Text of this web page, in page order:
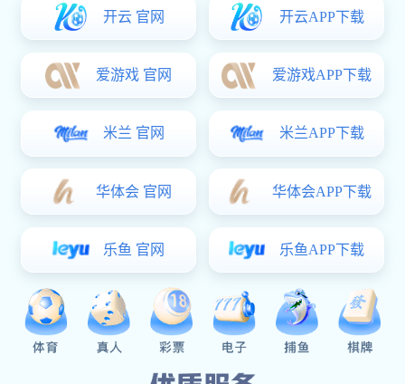
1.调整电机转速：砂光机输送带的运行是由砂光机的电机驱动
2.更换传动带：如果电机转速已经达到极限，但仍需进一步改
传动带可以较大程度地影响输送带的运行速度。此时，应根
3.调整输送带张力：输送带的张力也会影响设备的运行速度，